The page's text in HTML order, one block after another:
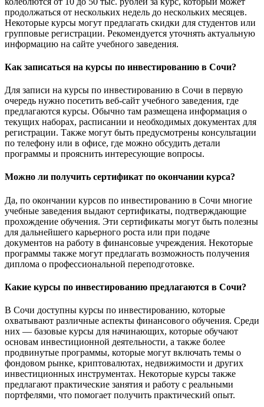
продолжаться от нескольких недель до нескольких месяцев.
Некоторые курсы могут предлагать скидки для студентов или
групповые регистрации. Рекомендуется уточнять актуальную
информацию на сайте учебного заведения.
Как записаться на курсы по инвестированию в Сочи?
Для записи на курсы по инвестированию в Сочи в первую
очередь нужно посетить веб-сайт учебного заведения, где
предлагаются курсы. Обычно там размещена информация о
текущих наборах, расписании и необходимых документах для
регистрации. Также могут быть предусмотрены консультации
по телефону или в офисе, где можно обсудить детали
программы и прояснить интересующие вопросы.
Можно ли получить сертификат по окончании курса?
Да, по окончании курсов по инвестированию в Сочи многие
учебные заведения выдают сертификаты, подтверждающие
прохождение обучения. Эти сертификаты могут быть полезны
для дальнейшего карьерного роста или при подаче
документов на работу в финансовые учреждения. Некоторые
программы также могут предлагать возможность получения
диплома о профессиональной переподготовке.
Какие курсы по инвестированию предлагаются в Сочи?
В Сочи доступны курсы по инвестированию, которые
охватывают различные аспекты финансового обучения. Среди
них — базовые курсы для начинающих, которые обучают
основам инвестиционной деятельности, а также более
продвинутые программы, которые могут включать темы о
фондовом рынке, криптовалютах, недвижимости и других
инвестиционных инструментах. Некоторые курсы также
предлагают практические занятия и работу с реальными
портфелями, что помогает получить практический опыт.